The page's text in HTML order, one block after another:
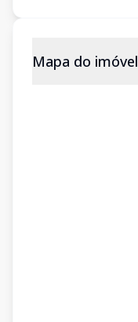
Mapa do imóvel